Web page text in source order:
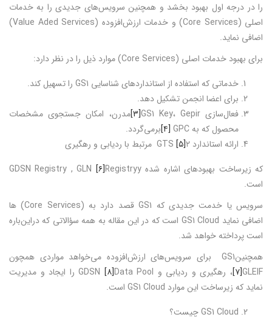
را در درجه اول بهبود بخشد و همچنین سرویس‌های جدیدی را به خدمات
اصلی (Core Services) و خدمات ارزش‌افزوده (Value Aded Services)
اضافی نماید.
برای بهبود خدمات اصلی (Core Services) موارد ذیل را در نظر دارد:
خدماتی که استفاده از استانداردهای شناسایی GS1 را تسهیل کند.
برای اعضا انجمن تشکیل دهد.
فعال‌سازی GS1 Key، Gepir
[۳]
مدرن، امکان جستجوی مشخصات
محصول که به GPC
[۴] برمی‌گردد.
ارائه استاندارد GTS
[۵]۲ مرتبط با ردیابی و رهگیری
که زیرساخت بهبودهای اشاره شده GDSN Registry , GLN
[۶]Registryy
است.
سرویس یا خدمت جدیدی که GS1 قصد دارد به (Core Services) ها
اضافی نماید GS1 Cloud است که در این مقاله به همه سؤالاتی که دراین‌باره
است پرداخته خواهد شد.
همچنینGS1 برای سرویس‌های ارزش‌افزوده می‌خواهد مواردی همچون
GLEIF[۷] ، رهگیری و ردیابی و GDSN [۸]
Data Pool را ایجاد و مدیریت
نماید که زیرساخت این موارد GS1 Cloud است.
GS1 Cloud چیست؟